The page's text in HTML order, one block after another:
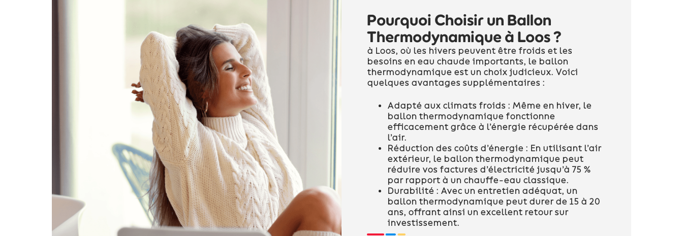
Pourquoi Choisir un Ballon
Thermodynamique à Loos ?
à Loos, où les hivers peuvent être froids et les
besoins en eau chaude importants, le ballon
thermodynamique est un choix judicieux. Voici
quelques avantages supplémentaires :
Adapté aux climats froids : Même en hiver, le
ballon thermodynamique fonctionne
efficacement grâce à l’énergie récupérée dans
l’air.
Réduction des coûts d’énergie : En utilisant l’air
extérieur, le ballon thermodynamique peut
réduire vos factures d’électricité jusqu’à 75 %
par rapport à un chauffe-eau classique.
Durabilité : Avec un entretien adéquat, un
ballon thermodynamique peut durer de 15 à 20
ans, offrant ainsi un excellent retour sur
investissement.